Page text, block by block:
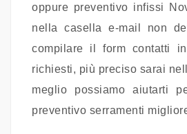
oppure preventivo infissi
nella casella e-mail non
compilare il form contatti
richiesti, più preciso sarai
meglio possiamo aiutarti
preventivo serramenti